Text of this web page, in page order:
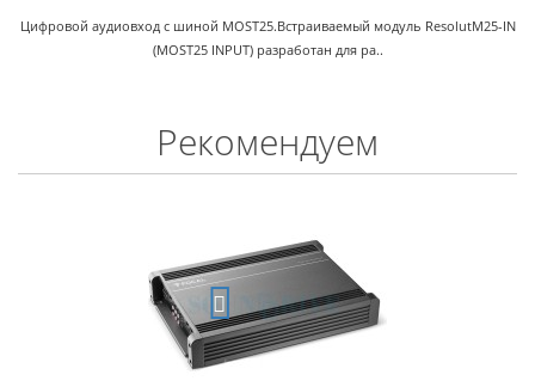
Цифровой аудиовход с шиной MOST25.Встраиваемый модуль ResolutM25-IN
(MOST25 INPUT) разработан для ра..
Рекомендуем